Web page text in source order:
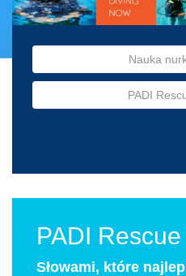
Nauka
PADI
PADI
Słowami, które